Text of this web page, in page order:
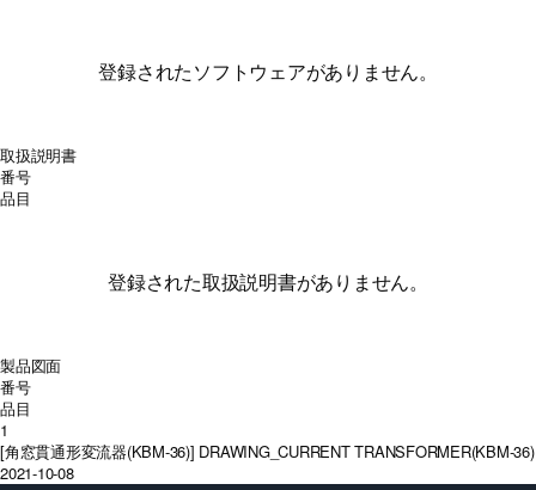
登録されたソフトウェアがありません。
取扱説明書
番号
品目
登録された取扱説明書がありません。
製品図面
番号
品目
1
[角窓貫通形変流器(KBM-36)] DRAWING_CURRENT TRANSFORMER(KBM-36)
2021-10-08